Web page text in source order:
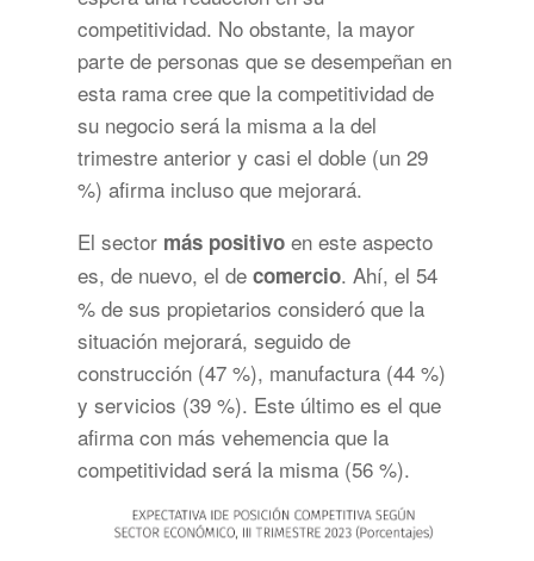
competitividad. No obstante, la mayor
parte de personas que se desempeñan en
esta rama cree que la competitividad de
su negocio será la misma a la del
trimestre anterior y casi el doble (un 29
%) afirma incluso que mejorará.
El sector más positivo en este aspecto
es, de nuevo, el de comercio. Ahí, el 54
% de sus propietarios consideró que la
situación mejorará, seguido de
construcción (47 %), manufactura (44 %)
y servicios (39 %). Este último es el que
afirma con más vehemencia que la
competitividad será la misma (56 %).